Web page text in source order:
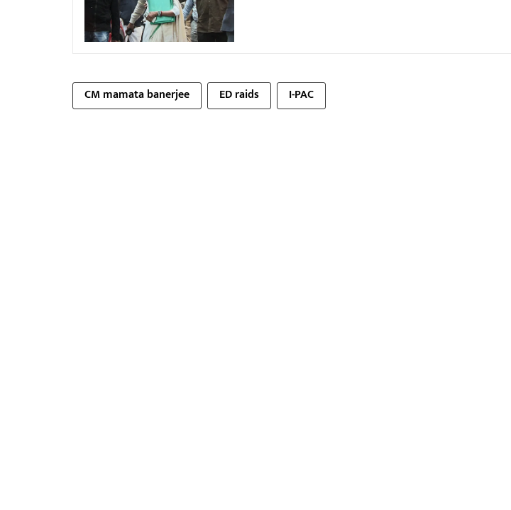
CM mamata banerjee ED raids I-PAC